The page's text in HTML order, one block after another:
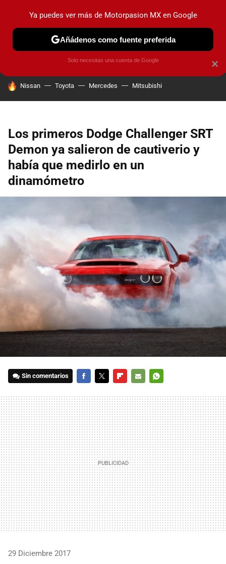
PRUEBAS INDUSTRIA HOY NO CIRCULA
HOY SE HABLA DE
Nissan Toyota Mercedes Mitsubishi
Los primeros Dodge Challenger SRT
Demon ya salieron de cautiverio y
había que medirlo en un
dinamómetro
Sin comentarios
MAIL
29 Diciembre 2017
×
Ya puedes ver más de Motorpasion MX en Google
Añádenos como fuente preferida
Solo necesitas una cuenta de Google